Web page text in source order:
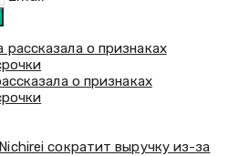
о признаках